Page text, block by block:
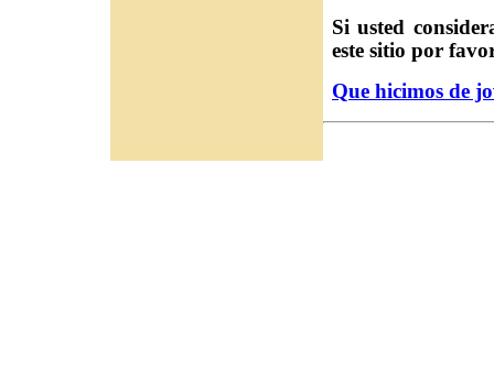
Si usted
este sitio por
Que hicimos de